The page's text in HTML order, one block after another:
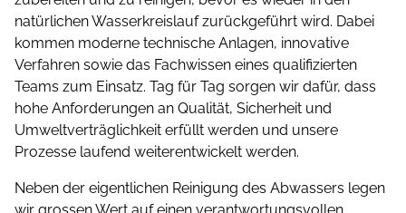
natürlichen Wasserkreislauf zurückgeführt wird. Dabei
kommen moderne technische Anlagen, innovative
Verfahren sowie das Fachwissen eines qualifizierten
Teams zum Einsatz. Tag für Tag sorgen wir dafür, dass
hohe Anforderungen an Qualität, Sicherheit und
Umwelt­ver­träglichkeit erfüllt werden und unsere
Prozesse laufend weiterentwickelt werden.
Neben der eigentlichen Reinigung des Abwassers legen